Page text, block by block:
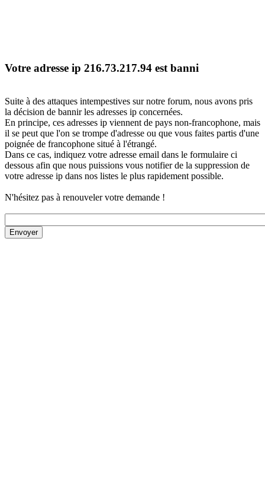
Votre adresse ip 216.73.217.94 est banni
Suite à des attaques intempestives sur notre forum, nous avons pris
la décision de bannir les adresses ip concernées.
En principe, ces adresses ip viennent de pays non-francophone, mais
il se peut que l'on se trompe d'adresse ou que vous faites partis d'une
poignée de francophone situé à l'étrangé.
Dans ce cas, indiquez votre adresse email dans le formulaire ci
dessous afin que nous puissions vous notifier de la suppression de
votre adresse ip dans nos listes le plus rapidement possible.
N'hésitez pas à renouveler votre demande !